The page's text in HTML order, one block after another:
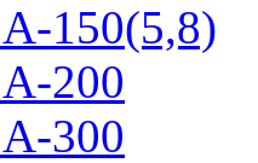
150(5,8)
200
300